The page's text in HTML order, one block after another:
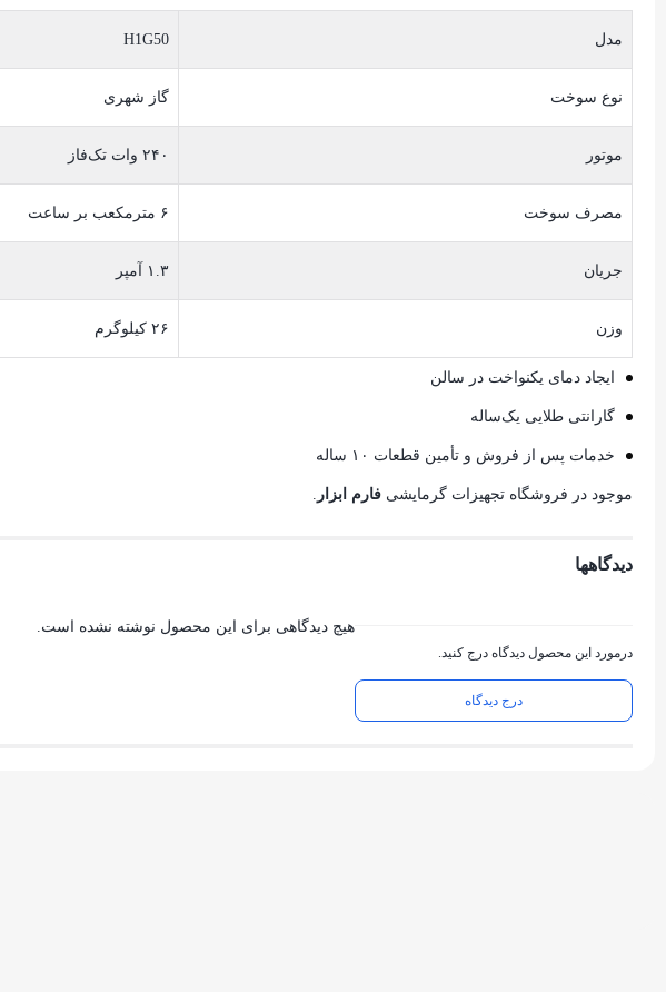
مدل H1G50
نوع سوخت گاز شهری
موتور ۲۴۰ وات تک‌فاز
مصرف سوخت ۶ مترمکعب بر ساعت
جریان ۱.۳ آمپر
وزن ۲۶ کیلوگرم
ایجاد دمای یکنواخت در سالن
گارانتی طلایی یک‌ساله
خدمات پس از فروش و تأمین قطعات ۱۰ ساله
موجود در فروشگاه تجهیزات گرمایشی فارم ابزار .
دیدگاهها
درمورد این محصول دیدگاه درج کنید.
درج دیدگاه
هیچ دیدگاهی برای این محصول نوشته نشده است.